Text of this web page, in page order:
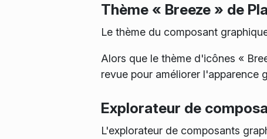
Thème « Breeze » de
Le thème du composant
Alors que le thème d'icônes «
revue pour améliorer l'apparence
Explorateur de
L'explorateur de composants